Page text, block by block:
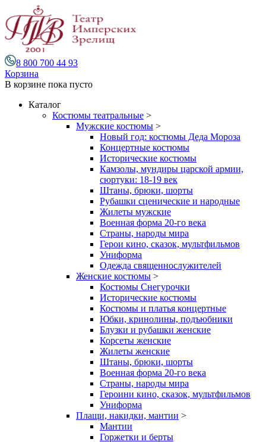
8 800 700 44 93
Корзина
В корзине пока пусто
Каталог
Костюмы театральные >
Мужские костюмы >
Новый год: костюмы Деда Мороза
Концертные костюмы
Исторические костюмы
Камзолы, мундиры царской армии,
сюртуки: 18-19 век
Штаны, брюки, шорты
Рубашки сценические и народные
Жилеты мужские
Военная форма 20-го века
Страны, народы мира
Герои кино, сказок, мультфильмов
Униформа
Одежда священнослужителей
Женские костюмы >
Костюмы Снегурочки
Исторические костюмы
Костюмы и платья концертные
Юбки, кринолины, подъюбники
Блузки и рубашки женские
Корсеты женские
Жилеты женские
Штаны, брюки, шорты
Военная форма 20-го века
Страны, народы мира
Героини кино, сказок, мультфильмов
Униформа
Плащи, накидки, мантии >
Мантии
Горжетки и берты